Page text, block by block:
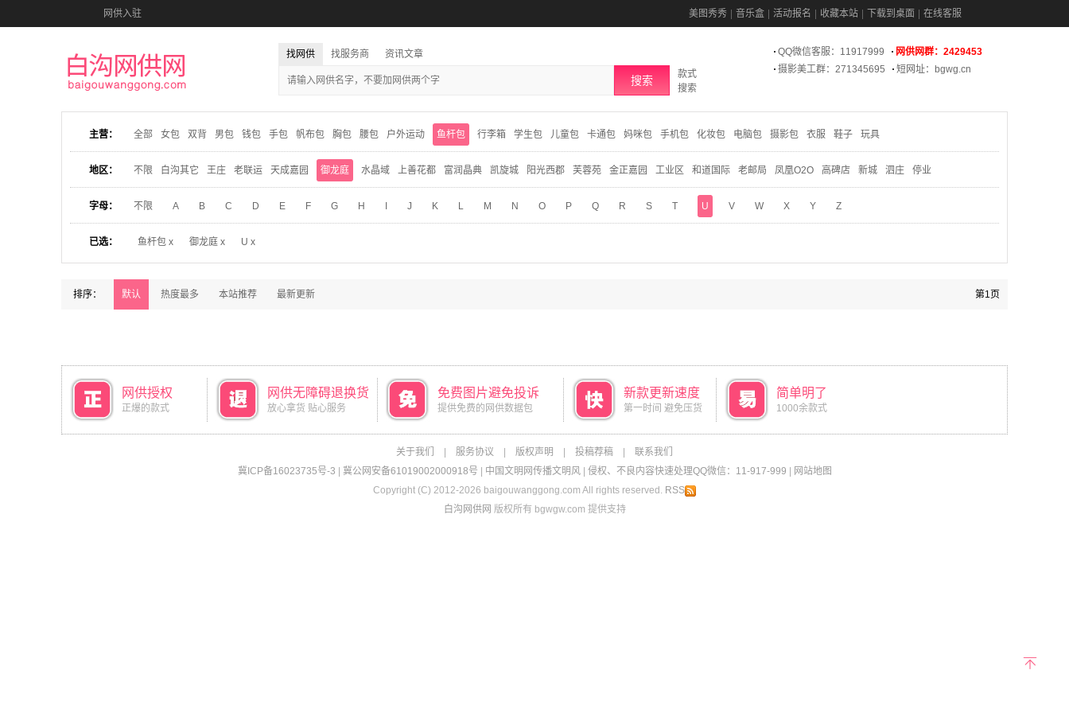
网供入驻 美图秀秀 音乐盒 活动报名 收藏本站 下载到桌面 在线客服
找网供 找服务商 资讯文章
搜索
款式
搜索
QQ微信客服：11917999
网供网群：2429453
摄影美工群：271345695
短网址：bgwg.cn
主营： 全部 女包 双背 男包 钱包 手包 帆布包 胸包 腰包 户外运动 鱼杆包 行李箱 学生包 儿童包 卡通包 妈咪包 手机包 化妆包 电脑包 摄影包 衣服 鞋子 玩具
地区： 不限 白沟其它 王庄 老联运 天成嘉园 御龙庭 水晶域 上善花都 富润晶典 凯旋城 阳光西郡 芙蓉苑 金正嘉园 工业区 和道国际 老邮局 凤凰O2O 高碑店 新城 泗庄 停业
字母： 不限 A B C D E F G H J K L M N O P Q R S T U V W X Y Z
已选： 鱼杆包 x 御龙庭 x U x
排序： 默认 热度最多 本站推荐 最新更新 第1页
网供授权
正爆的款式
网供无障碍退换货
放心拿货 贴心服务
免费图片避免投诉
提供免费的网供数据包
新款更新速度
第一时间 避免压货
简单明了
1000余款式
关于我们 服务协议 版权声明 投稿荐稿
联系我们
冀ICP备16023735号-3
冀公网安备61019002000918号 中国文明网传播文明风| 侵权、不良内容快速处理QQ微信：11-917-999
网站地图
Copyright (C) 2012-2026 baigouwanggong.com All rights reserved. RSS
白沟网供网 版权所有 bgwgw.com 提供支持